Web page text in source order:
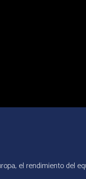
el rendimiento del